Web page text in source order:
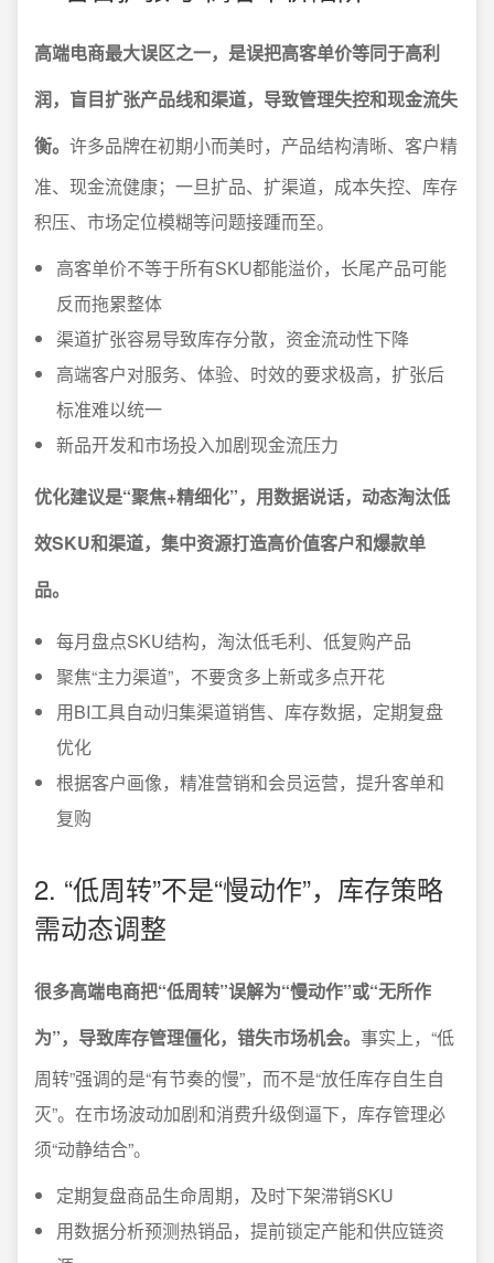
高端电商最大误区之一，是误把高客单价等同于高利
润，盲目扩张产品线和渠道，导致管理失控和现金流失
衡。 许多品牌在初期小而美时，产品结构清晰、客户精
准、现金流健康；一旦扩品、扩渠道，成本失控、库存
积压、市场定位模糊等问题接踵而至。
高客单价不等于所有SKU都能溢价，长尾产品可能
反而拖累整体
渠道扩张容易导致库存分散，资金流动性下降
高端客户对服务、体验、时效的要求极高，扩张后
标准难以统一
新品开发和市场投入加剧现金流压力
优化建议是“聚焦+精细化”，用数据说话，动态淘汰低
效SKU和渠道，集中资源打造高价值客户和爆款单
品。
每月盘点SKU结构，淘汰低毛利、低复购产品
聚焦“主力渠道”，不要贪多上新或多点开花
用BI工具自动归集渠道销售、库存数据，定期复盘
优化
根据客户画像，精准营销和会员运营，提升客单和
复购
2. “低周转”不是“慢动作”，库存策略
需动态调整
很多高端电商把“低周转”误解为“慢动作”或“无所作
为”，导致库存管理僵化，错失市场机会。 事实上，“低
周转”强调的是“有节奏的慢”，而不是“放任库存自生自
灭”。在市场波动加剧和消费升级倒逼下，库存管理必
须“动静结合”。
定期复盘商品生命周期，及时下架滞销SKU
用数据分析预测热销品，提前锁定产能和供应链资